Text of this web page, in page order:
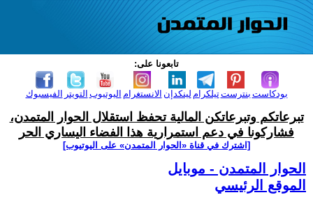
تابعونا على:
الفيسبوك التويتر اليوتيوب الانستغرام لينكدإن تيلكرامبنترست بودكاست
تبرعاتكم وتبرعاتكن المالية تحفظ استقلال الحوار المتمدن،
فشاركونا في دعم استمرارية هذا الفضاء اليساري الحر
[اشترك في قناة ‫«الحوار المتمدن» على اليوتيوب]
الحوار المتمدن - موبايل
الموقع الرئيسي